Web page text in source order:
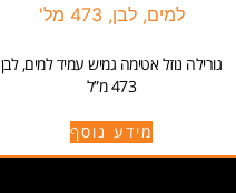
גורילה נוזל אטימה גמיש עמיד למים, לבן
473 מ”ל
מידע נוסף